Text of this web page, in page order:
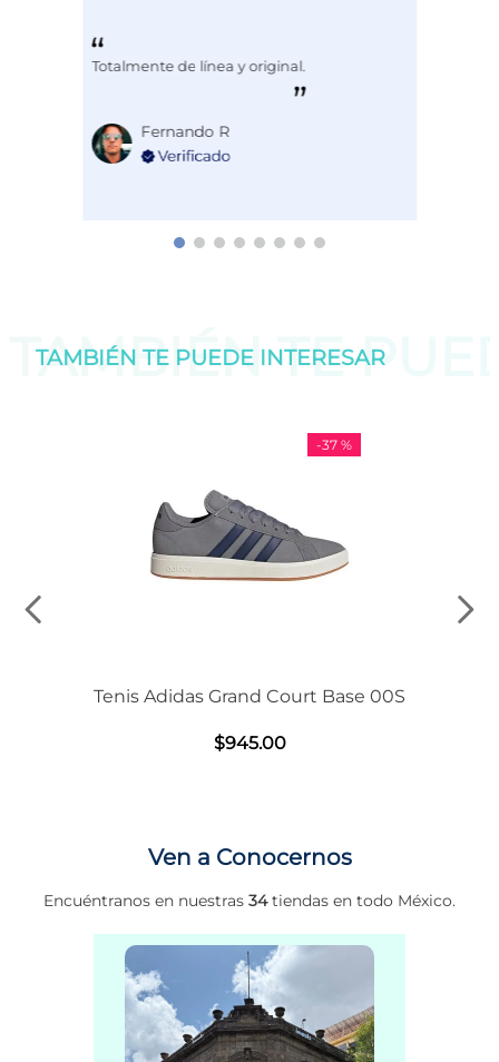
Totalmente de línea y original.
Fernando R
TAMBIÉN TE
TAMBIÉN TE PUEDE INTERESAR
-37 %
Tenis Adidas Grand Court Base 00S
$945.00
Ven a Conocernos
Encuéntranos en nuestras 34tiendas en todo México.